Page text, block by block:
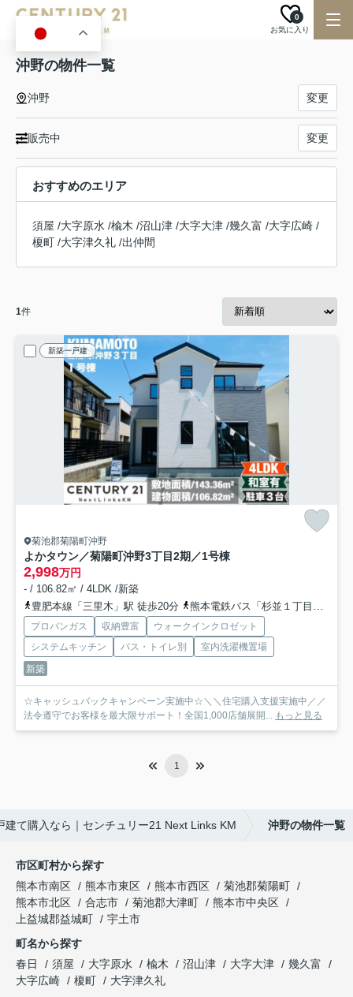
お気に入り
0
沖野の物件一覧
沖野 変更
販売中 変更
おすすめのエリア
須屋 /大字原水 /楡木 /沼山津 /大字大津 /幾久富 /大字広崎 /
榎町 /大字津久礼 /出仲間
1件
新築一戸建
菊池郡菊陽町沖野
よかタウン／菊陽町沖野3丁目2期／1号棟
2,998万円
- / 106.82㎡ / 4LDK /新築
豊肥本線「三里木」駅 徒歩20分
熊本電鉄バス「杉並１丁目」バス停下車 徒歩6分
プロパンガス 収納豊富
ウォークインクロゼット
システムキッチン
バス・トイレ別
室内洗濯機置場
新築
☆キャッシュバックキャンペーン実施中☆＼＼住宅購入支援実施中／／
法令遵守でお客様を最大限サポート！全国1,000店舗展開... もっと見る
1
建て購入なら｜センチュリー21 Next Links KM 沖野の物件一覧
市区町村から探す
熊本市南区
熊本市東区 熊本市西区
菊池郡菊陽町
熊本市北区
合志市 菊池郡大津町
熊本市中央区
上益城郡益城町
宇土市
町名から探す
春日
須屋 大字原水 楡木 沼山津 大字大津
幾久富
大字広崎
榎町
大字津久礼